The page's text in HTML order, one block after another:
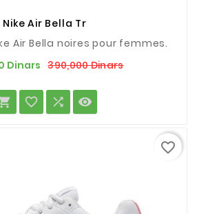
Nike Air Bella Tr
Air Bella noires pour femmes.
Dinars 390,000 DinarsPrix
Prix
  
favorite_border